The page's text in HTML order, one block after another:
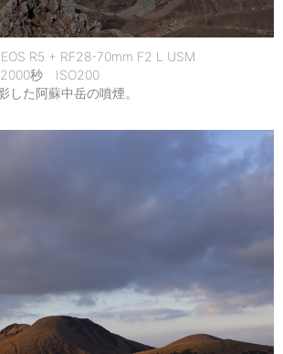
R5 + RF28-70mm F2 L USM
秒 ISO200
した阿蘇中岳の噴煙。